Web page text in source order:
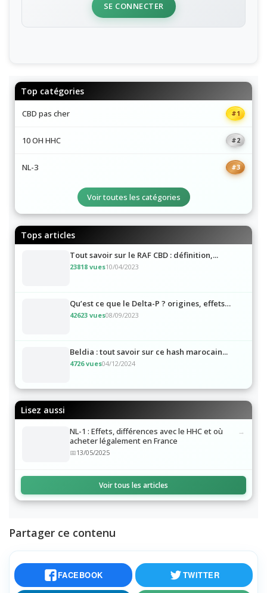
SE CONNECTER
Top catégories
CBD pas cher #1
10 OH HHC #2
NL-3 #3
Voir toutes les catégories
Tops articles
Tout savoir sur le RAF CBD : définition,...
23818 vues10/04/2023
Qu’est ce que le Delta-P ? origines, effets…
42623 vues08/09/2023
Beldia : tout savoir sur ce hash marocain...
4726 vues04/12/2024
Lisez aussi
NL-1 : Effets, différences avec le HHC et où
acheter légalement en France
13/05/2025
Voir tous les articles
Partager ce contenu
FACEBOOK TWITTER